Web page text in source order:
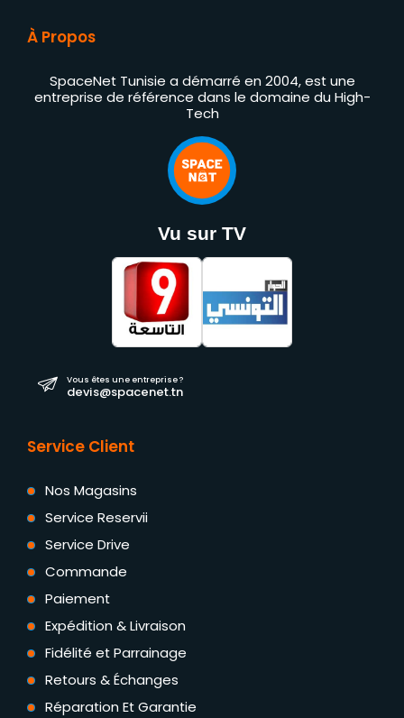
À Propos
SpaceNet Tunisie a démarré en 2004, est une
entreprise de référence dans le domaine du High-
Tech
Vu sur TV
Vous êtes une entreprise ?
devis@spacenet.tn
Service Client
Nos Magasins
Service Reservii
Service Drive
Commande
Paiement
Expédition & Livraison
Fidélité et Parrainage
Retours & Échanges
Réparation Et Garantie